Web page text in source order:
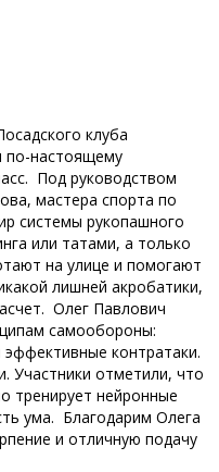
клуба
по-настоящему
‎Под руководством
мастера спорта по
системы рукопашного
или татами, а только
на улице и помогают
лишней акробатики,
‎Олег Павлович
самообороны:
контратаки.
Участники отметили, что
тренирует нейронные
ума. ‎ ‎Благодарим Олега
и отличную подачу